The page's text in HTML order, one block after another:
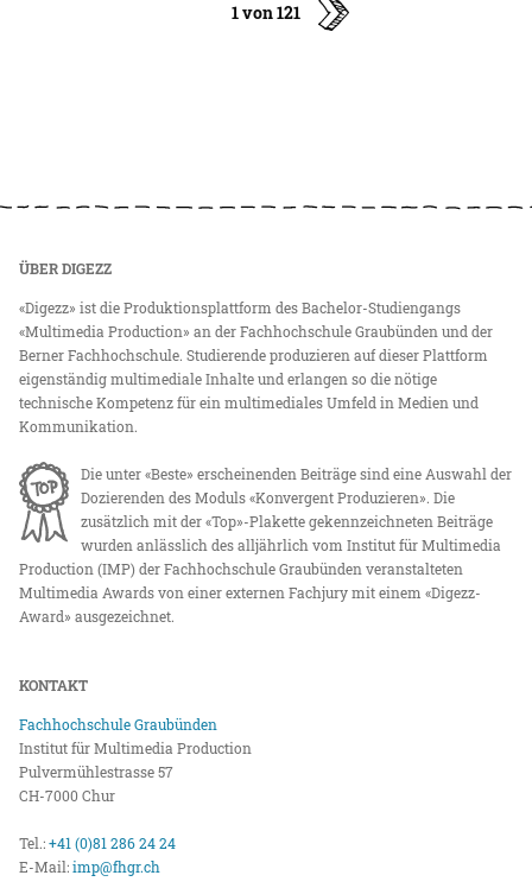
1 von 121
ÜBER DIGEZZ
«Digezz» ist die Produktionsplattform des Bachelor-Studiengangs
«Multimedia Production» an der Fachhochschule Graubünden und der
Berner Fachhochschule. Studierende produzieren auf dieser Plattform
eigenständig multimediale Inhalte und erlangen so die nötige
technische Kompetenz für ein multimediales Umfeld in Medien und
Kommunikation.
Die unter «Beste» erscheinenden Beiträge sind eine Auswahl der
Dozierenden des Moduls «Konvergent Produzieren». Die
zusätzlich mit der «Top»-Plakette gekennzeichneten Beiträge
wurden anlässlich des alljährlich vom Institut für Multimedia
Production (IMP) der Fachhochschule Graubünden veranstalteten
Multimedia Awards von einer externen Fachjury mit einem «Digezz-
Award» ausgezeichnet.
KONTAKT
Fachhochschule Graubünden
Institut für Multimedia Production
Pulvermühlestrasse 57
CH-7000 Chur
Tel.:+41 (0)81 286 24 24
E-Mail:imp@fhgr.ch